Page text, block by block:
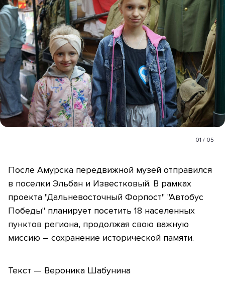
01 / 05
После Амурска передвижной музей отправился
в поселки Эльбан и Известковый. В рамках
проекта "Дальневосточный Форпост" "Автобус
Победы" планирует посетить 18 населенных
пунктов региона, продолжая свою важную
миссию – сохранение исторической памяти.
Текст — Вероника Шабунина